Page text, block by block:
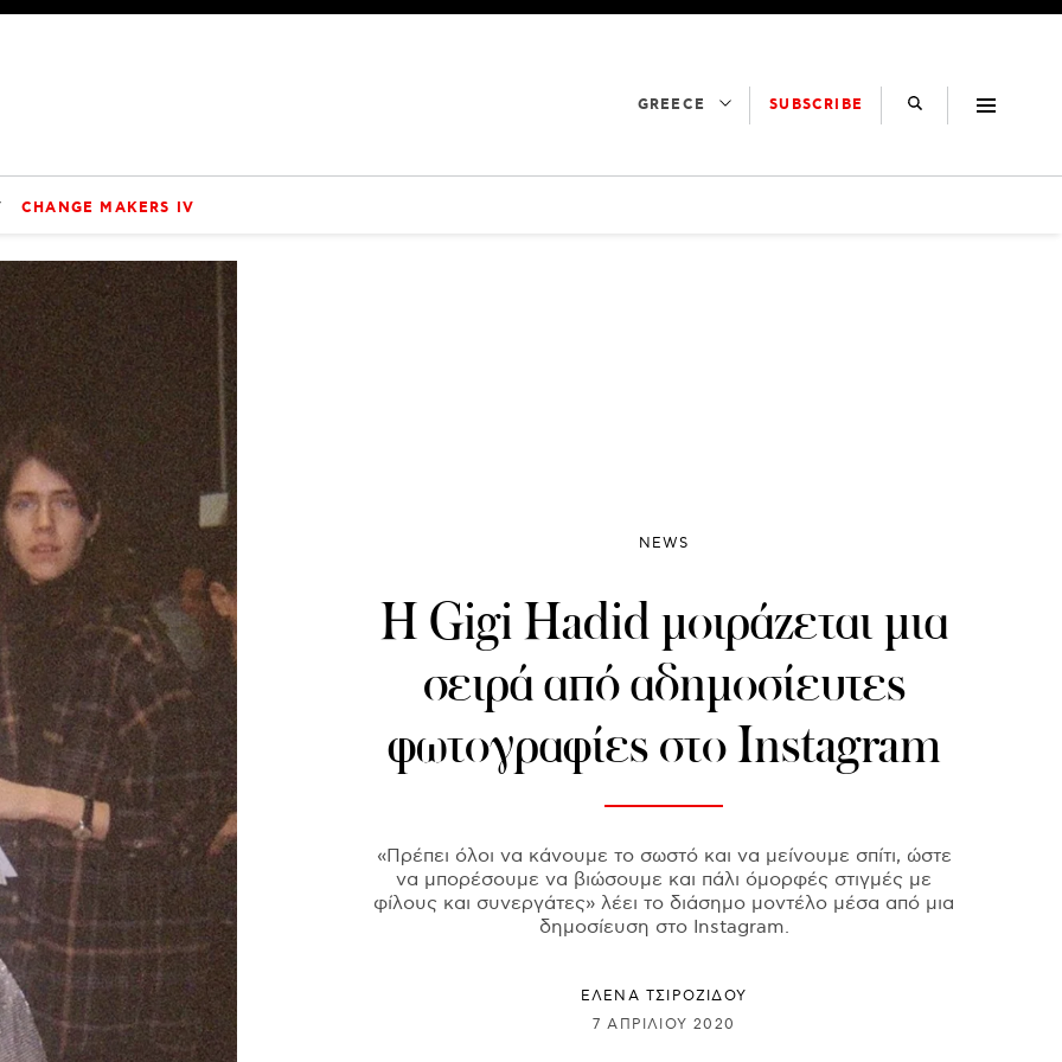
GREECE SUBSCRIBE
CHANGE MAKERS IV
NEWS
Η Gigi Hadid μοιράζεται μια
σειρά από αδημοσίευτες
φωτογραφίες στο Instagram
«Πρέπει όλοι να κάνουμε το σωστό και να μείνουμε σπίτι, ώστε
να μπορέσουμε να βιώσουμε και πάλι όμορφές στιγμές με
φίλους και συνεργάτες» λέει το διάσημο μοντέλο μέσα από μια
δημοσίευση στο Instagram.
ΈΛΕΝΑ ΤΣΙΡΟΖΊΔΟΥ
7 ΑΠΡΙΛΊΟΥ 2020